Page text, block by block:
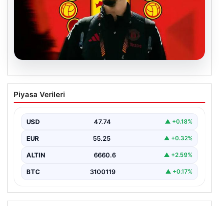
Manchester United resmen duyurdu!
Altay Bayındır’ın yeni adresi belli oldu
Piyasa Verileri
USD 47.74 ▲ +0.18%
EUR 55.25 ▲ +0.32%
ALTIN 6660.6 ▲ +2.59%
BTC 3100119 ▲ +0.17%